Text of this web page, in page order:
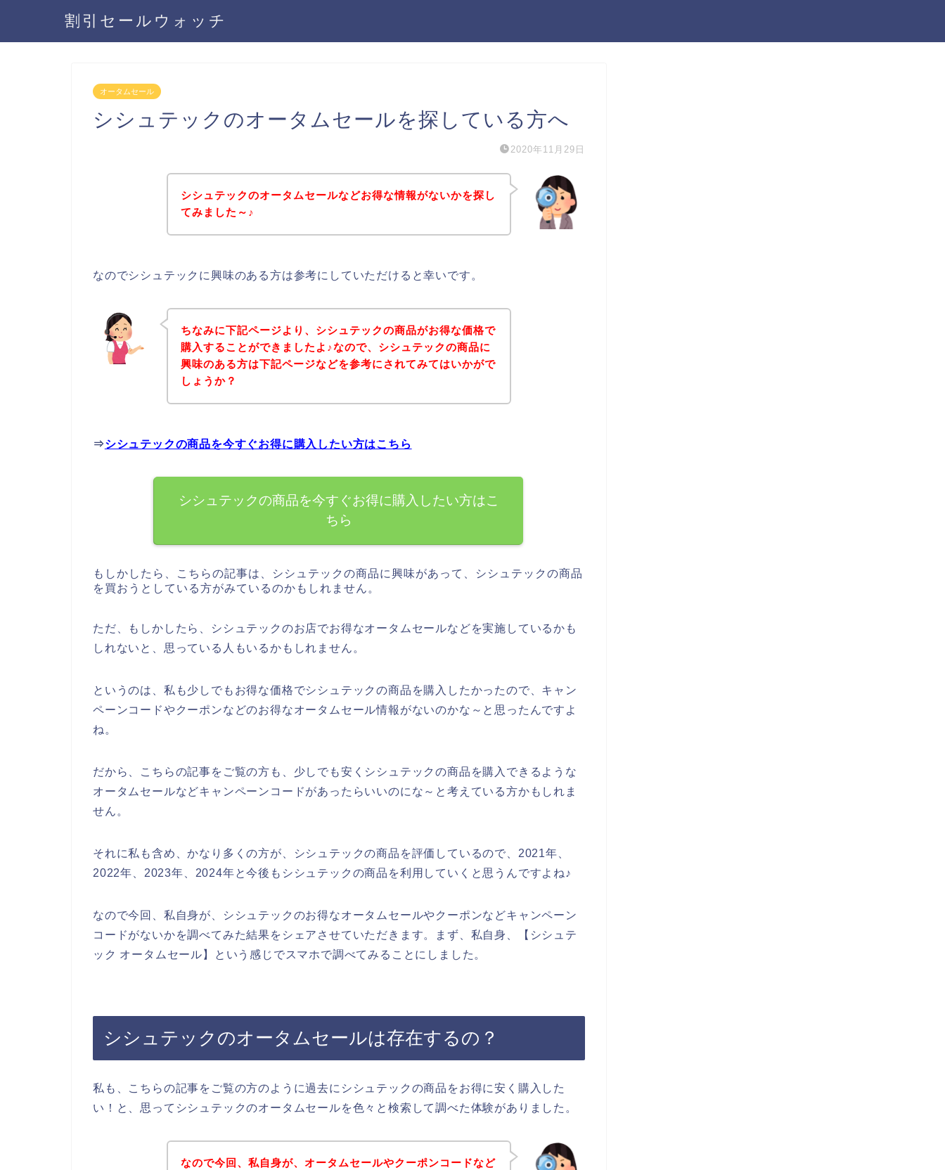
割引セールウォッチ
オータムセール
シシュテックのオータムセールを探している方へ
2020年11月29日
シシュテックのオータムセールなどお得な情報がないかを探し
てみました～♪
なのでシシュテックに興味のある方は参考にしていただけると幸いです。
ちなみに下記ページより、シシュテックの商品がお得な価格で
購入することができましたよ♪なので、シシュテックの商品に
興味のある方は下記ページなどを参考にされてみてはいかがで
しょうか？
⇒シシュテックの商品を今すぐお得に購入したい方はこちら
シシュテックの商品を今すぐお得に購入したい方はこ
ちら
もしかしたら、こちらの記事は、シシュテックの商品に興味があって、シシュテックの商品
を買おうとしている方がみているのかもしれません。
ただ、もしかしたら、シシュテックのお店でお得なオータムセールなどを実施しているかも
しれないと、思っている人もいるかもしれません。
というのは、私も少しでもお得な価格でシシュテックの商品を購入したかったので、キャン
ペーンコードやクーポンなどのお得なオータムセール情報がないのかな～と思ったんですよ
ね。
だから、こちらの記事をご覧の方も、少しでも安くシシュテックの商品を購入できるような
オータムセールなどキャンペーンコードがあったらいいのにな～と考えている方かもしれま
せん。
それに私も含め、かなり多くの方が、シシュテックの商品を評価しているので、2021年、
2022年、2023年、2024年と今後もシシュテックの商品を利用していくと思うんですよね♪
なので今回、私自身が、シシュテックのお得なオータムセールやクーポンなどキャンペーン
コードがないかを調べてみた結果をシェアさせていただきます。まず、私自身、【シシュテ
ック オータムセール】という感じでスマホで調べてみることにしました。
シシュテックのオータムセールは存在するの？
私も、こちらの記事をご覧の方のように過去にシシュテックの商品をお得に安く購入した
い！と、思ってシシュテックのオータムセールを色々と検索して調べた体験がありました。
なので今回、私自身が、オータムセールやクーポンコードなど